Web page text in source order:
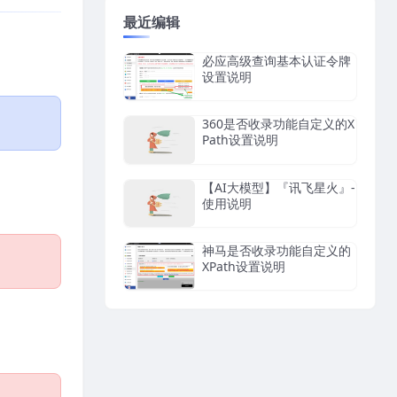
最近编辑
必应高级查询基本认证令牌
设置说明
360是否收录功能自定义的X
Path设置说明
【AI大模型】『讯飞星火』-
使用说明
神马是否收录功能自定义的
XPath设置说明